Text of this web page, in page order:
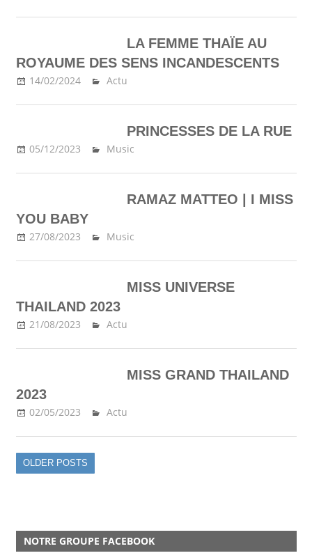
LA FEMME THAÏE AU
ROYAUME DES SENS INCANDESCENTS
14/02/2024 Ma Thailande
Actu
PRINCESSES DE LA RUE
05/12/2023 Ma Thailande
Music
RAMAZ MATTEO | I MISS
YOU BABY
27/08/2023 Ma Thailande
Music
MISS UNIVERSE
THAILAND 2023
21/08/2023 Ma Thailande
Actu
MISS GRAND THAILAND
2023
02/05/2023 Ma Thailande
Actu
OLDER POSTS
NOTRE GROUPE FACEBOOK